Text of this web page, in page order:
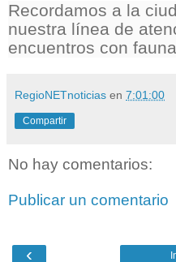
Recordamos a la
nuestra línea de
encuentros con
RegioNETnoticias en 7:01:00
Compartir
No hay comentarios:
Publicar un comentario
‹